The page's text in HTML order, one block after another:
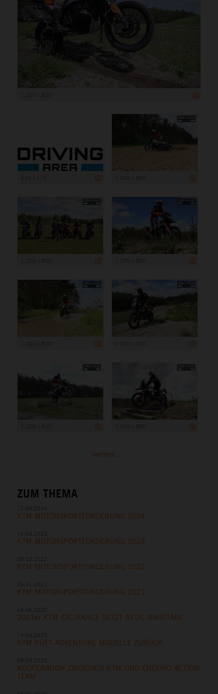
weitere ...
ZUM THEMA
KTM MOTORSPORTFÖRDERUNG 2024
KTM MOTORSPORTFÖRDERUNG 2023
KTM MOTORSPORTFÖRDERUNG 2022
KTM MOTORSPORTFÖRDERUNG 2021
2021er KTM EXC-RANGE SETZT NEUE MAßSTÄBE
KTM RUFT ADVENTURE MODELLE ZURÜCK
KOOPERATION ZWISCHEN KTM UND ENDURO ACTION
TEAM